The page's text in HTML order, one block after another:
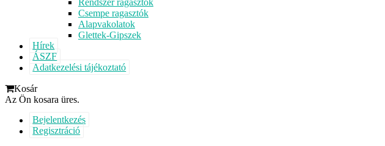
Csempe ragasztók
Alapvakolatok
Glettek-Gipszek
Hírek
ÁSZF
Adatkezelési tájékoztató
Kosár
Az Ön kosara üres.
Bejelentkezés
Regisztráció